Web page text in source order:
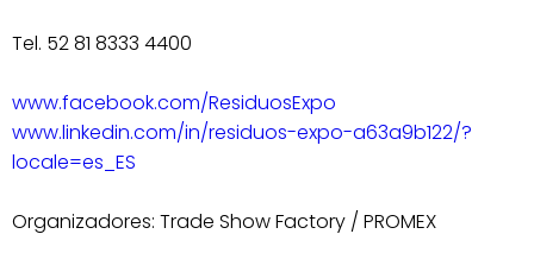
Tel. 52 81 8333 4400
www.facebook.com/ResiduosExpo
www.linkedin.com/in/residuos-expo-a63a9b122/?
locale=es_ES
Organizadores: Trade Show Factory / PROMEX